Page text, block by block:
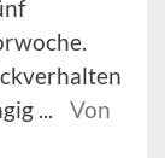
...
Von